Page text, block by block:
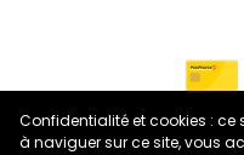
Confidentialité et cookies : ce
à naviguer sur ce site, vous